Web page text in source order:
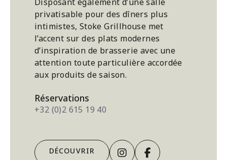
privatisable pour des dîners plus
intimistes, Stoke Grillhouse met
l’accent sur des plats modernes
d’inspiration de brasserie avec une
attention toute particulière accordée
aux produits de saison.
Réservations
+32 (0)2 615 19 40
DÉCOUVRIR Instagram
facebook